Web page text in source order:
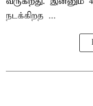
நடக்கிறத ...